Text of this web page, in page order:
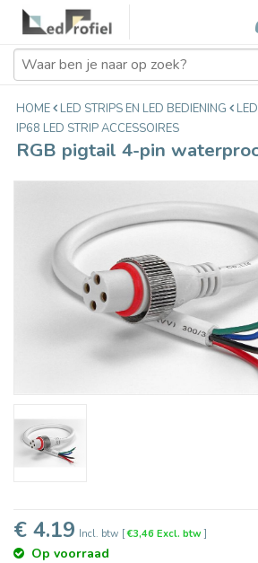
RGB pigtail 4-pin
€4,19
HOME LED STRIPS EN LED BEDIENING
IP68 LED STRIP ACCESSOIRES
RGB pigtail 4-pin
€ 4.19 Incl. btw [€3,46 Excl. btw]
Op voorraad